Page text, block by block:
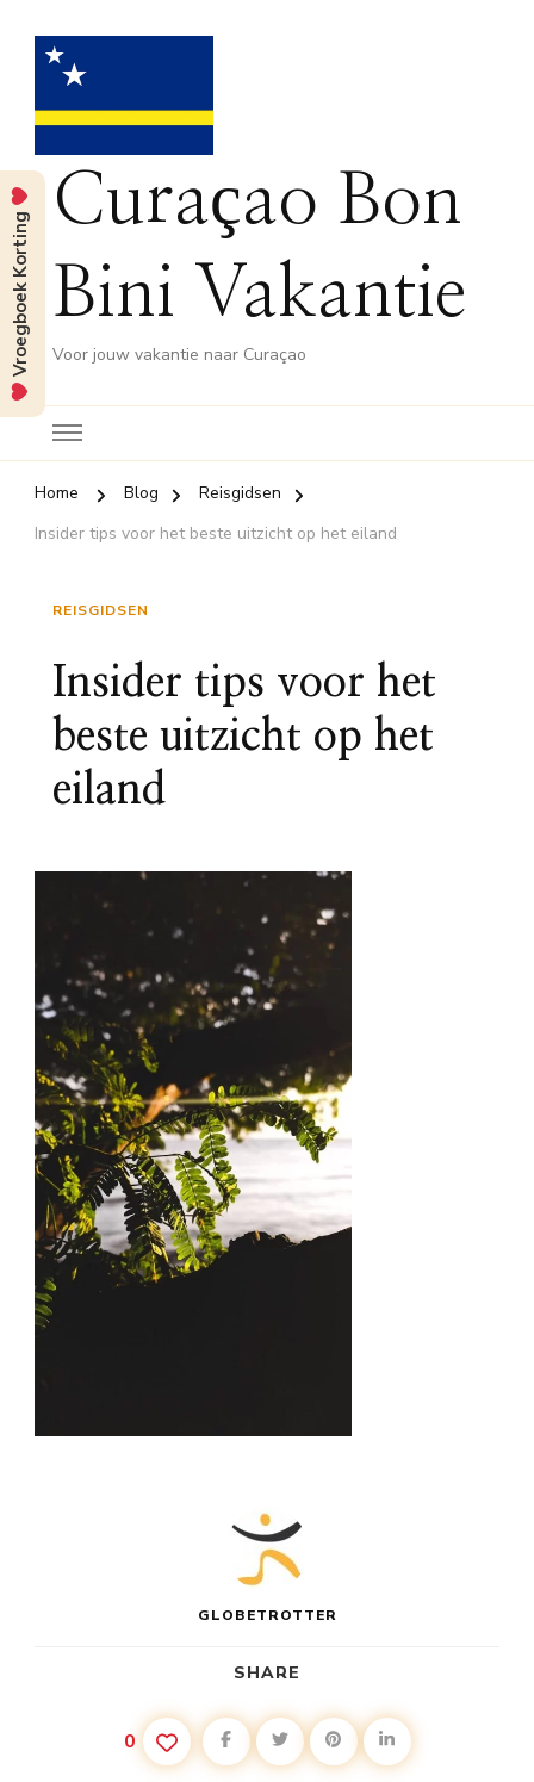
Curaçao Bon
Bini Vakantie
Voor jouw vakantie naar Curaçao
Home Blog
Reisgidsen
Insider tips voor het beste uitzicht op het eiland
REISGIDSEN
Insider tips voor het
beste uitzicht op het
eiland
GLOBETROTTER
SHARE
0
Vroegboek Korting